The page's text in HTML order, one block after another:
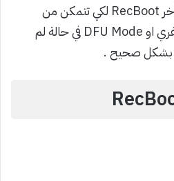
اما اليوم سأطرح البرنامج الآخر RecBoot لكي تتمكن من
الخروج ايضاً من وضع الريكفري او DFU Mode في حالة لم
بشكل صحيح .